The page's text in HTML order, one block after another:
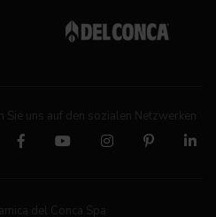
Sie uns auf den sozialen Netzwerken
del Conca Spa